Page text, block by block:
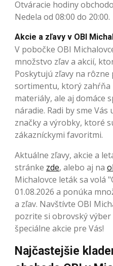
Otváracie hodiny
Nedela od 08:00 do 20:00.
Akcie a zľavy v OBI
V pobočke OBI
množstvo zľav a akcií,
Poskytujú zľavy na
sortimentu, ktorý zahŕňa
materiály, ale aj domáce
náradie. Radi by sme
značky a výrobky, ktoré
zákazníckymi favoritmi.
Aktuálne zľavy, akcie a
stránke zde, alebo aj na
Michalovce leták sa volá
01.08.2026 a ponúka
a zľav. Navštívte OBI
pozrite si obrovský
špeciálne akcie pre Vás!
Najčastejšie